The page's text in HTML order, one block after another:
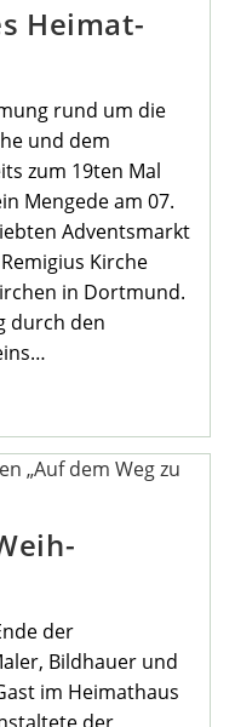
Heimat-
rund um die
und dem
zum 19ten Mal
Mengede am 07.
Adventsmarkt
Kirche
in Dortmund.
durch den
der
Bildhauer und
im Heimathaus